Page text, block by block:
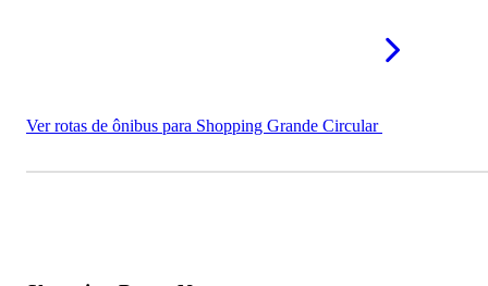
Ver rotas de ônibus para Shopping Grande Circular